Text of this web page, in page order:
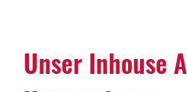
Unser Inhouse